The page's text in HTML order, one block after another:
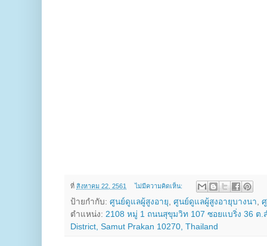
ที่ สิงหาคม 22, 2561 ไม่มีความคิดเห็น:
ป้ายกำกับ: ศูนย์ดูแลผู้สูงอายุ, ศูนย์ดูแลผู้สูงอายุบางนา,
ตำแหน่ง: 2108 หมู่ 1 ถนนสุขุมวิท 107 ซอยแบริ่ง 36 ต.
District, Samut Prakan 10270, Thailand